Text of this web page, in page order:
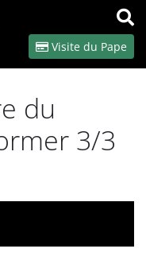
OK
Visite du Pape
du
3/3